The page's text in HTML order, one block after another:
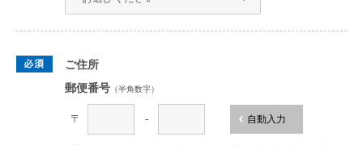
ご住所
郵便番号 （半角数字）
〒 - 自動入力